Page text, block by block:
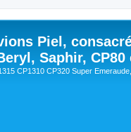
Piel,
Saphir, CP80
CP1310 CP320 Super